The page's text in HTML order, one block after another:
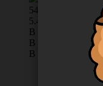
545.00
5.45 руб. шт
В КОРЗИНУ
В наличии во
В наличии в